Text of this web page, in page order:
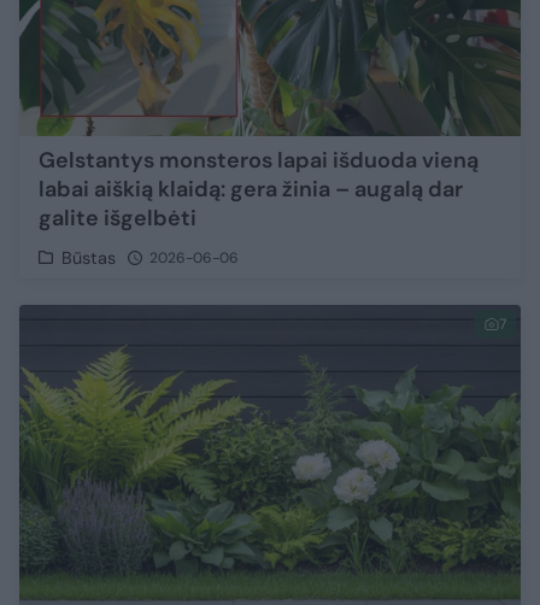
Gelstantys monsteros lapai išduoda vieną
labai aiškią klaidą: gera žinia – augalą dar
galite išgelbėti
Būstas 2026-06-06
7